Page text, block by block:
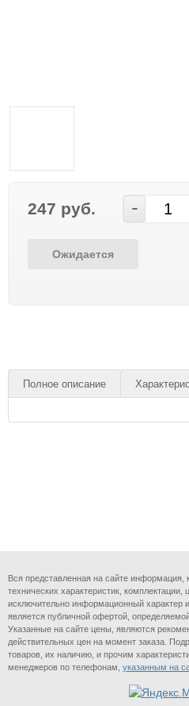
247 руб. -
Ожидается
Полное описание
Вся представленная на сайте информация,
технических характеристик,
исключительно информационный характер
является публичной офертой,
Указанные на сайте цены, являются
действительных цен на момент заказа.
товаров, их наличию, и прочим
менеджеров по телефонам, указанным на